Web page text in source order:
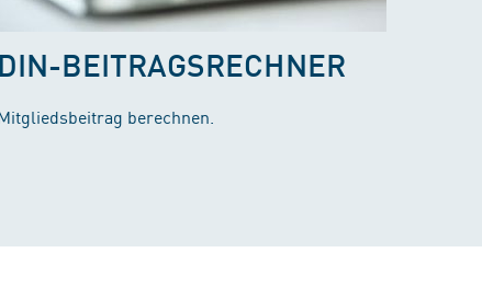
DIN-BEITRAGSRECHNER
berechnen.